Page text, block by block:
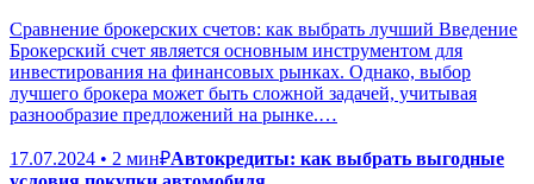
Сравнение брокерских счетов: как выбрать лучший Введение
Брокерский счет является основным инструментом для
инвестирования на финансовых рынках. Однако, выбор
лучшего брокера может быть сложной задачей, учитывая
разнообразие предложений на рынке.…
17.07.2024 • 2 мин₽Автокредиты: как выбрать выгодные